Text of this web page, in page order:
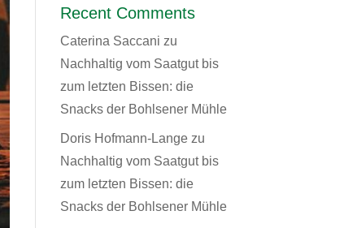
Recent Comments
Caterina Saccani zu
Nachhaltig vom Saatgut bis
zum letzten Bissen: die
Snacks der Bohlsener Mühle
Doris Hofmann-Langezu
Nachhaltig vom Saatgut bis
zum letzten Bissen: die
Snacks der Bohlsener Mühle